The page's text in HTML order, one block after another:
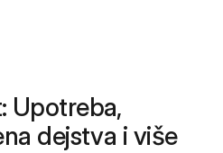
Upotreba,
dejstva i više